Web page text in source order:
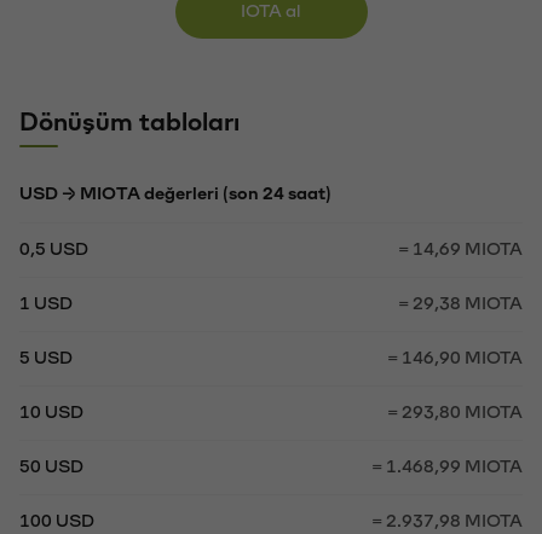
IOTA al
Dönüşüm tabloları
USD → MIOTA değerleri (son 24 saat)
0,5 USD = 14,69 MIOTA
1 USD = 29,38 MIOTA
5 USD = 146,90 MIOTA
10 USD = 293,80 MIOTA
50 USD = 1.468,99 MIOTA
100 USD = 2.937,98 MIOTA